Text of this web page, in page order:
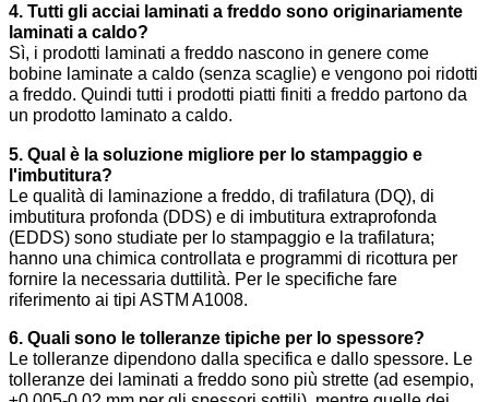
4. Tutti gli acciai laminati a freddo sono originariamente
laminati a caldo?
Sì, i prodotti laminati a freddo nascono in genere come
bobine laminate a caldo (senza scaglie) e vengono poi ridotti
a freddo. Quindi tutti i prodotti piatti finiti a freddo partono da
un prodotto laminato a caldo.
5. Qual è la soluzione migliore per lo stampaggio e
l'imbutitura?
Le qualità di laminazione a freddo, di trafilatura (DQ), di
imbutitura profonda (DDS) e di imbutitura extraprofonda
(EDDS) sono studiate per lo stampaggio e la trafilatura;
hanno una chimica controllata e programmi di ricottura per
fornire la necessaria duttilità. Per le specifiche fare
riferimento ai tipi ASTM A1008.
6. Quali sono le tolleranze tipiche per lo spessore?
Le tolleranze dipendono dalla specifica e dallo spessore. Le
tolleranze dei laminati a freddo sono più strette (ad esempio,